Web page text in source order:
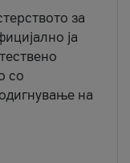
за
ја
со
на